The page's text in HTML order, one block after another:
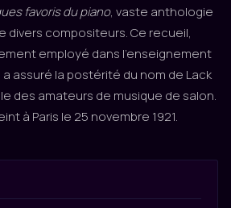
favoris du piano, vaste anthologie
compositeurs. Ce recueil,
employé dans l'enseignement
assuré la postérité du nom de Lack
des amateurs de musique de salon.
à Paris le 25 novembre 1921.